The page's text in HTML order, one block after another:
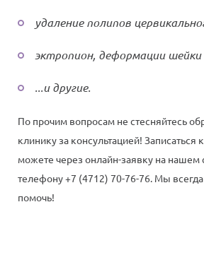
удаление полипов
эктропион, деформации
...и другие.
По прочим вопросам не стесняйтесь
клинику за консультацией! Записаться
можете через онлайн-заявку на нашем
телефону +7 (4712) 70-76-76. Мы
помочь!